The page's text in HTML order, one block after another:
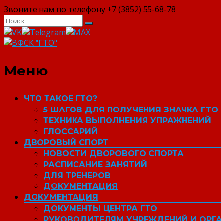
Звоните нам по телефону +7 (3852) 55-68-78
ВФСК "ГТО"
Меню
ЧТО ТАКОЕ ГТО?
5 ШАГОВ ДЛЯ ПОЛУЧЕНИЯ ЗНАЧКА ГТО
ТЕХНИКА ВЫПОЛНЕНИЯ УПРАЖНЕНИЙ
ГЛОССАРИЙ
ДВОРОВЫЙ СПОРТ
НОВОСТИ ДВОРОВОГО СПОРТА
РАСПИСАНИЕ ЗАНЯТИЙ
ДЛЯ ТРЕНЕРОВ
ДОКУМЕНТАЦИЯ
ДОКУМЕНТАЦИЯ
ДОКУМЕНТЫ ЦЕНТРА ГТО